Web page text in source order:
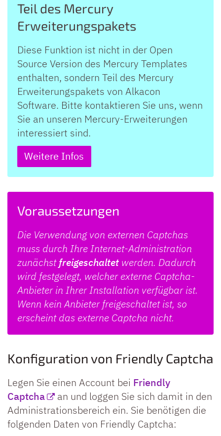
Teil des Mercury
Erweiterungspakets
Diese Funktion ist nicht in der Open
Source Version des Mercury Templates
enthalten, sondern Teil des Mercury
Erweiterungspakets von Alkacon
Software. Bitte kontaktieren Sie uns, wenn
Sie an unseren Mercury-Erweiterungen
interessiert sind.
Weitere Infos
Voraussetzungen
Die Verwendung von externen Captchas
muss durch Ihre Internet-Administration
zunächstfreigeschaltet werden. Dadurch
wird festgelegt, welcher externe Captcha-
Anbieter in Ihrer Installation verfügbar ist.
Wenn kein Anbieter freigeschaltet ist, so
erscheint das externe Captcha nicht.
Konfiguration von Friendly Captcha
Legen Sie einen Account bei Friendly
Captcha
an und loggen Sie sich damit in den
Administrationsbereich ein. Sie benötigen die
folgenden Daten von Friendly Captcha: